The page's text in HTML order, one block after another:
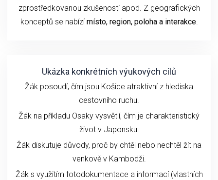
zprostředkovanou zkušeností apod. Z geografických
konceptů se nabízímísto, region, poloha a interakce.
Ukázka konkrétních výukových cílů
Žák posoudí, čím jsou Košice atraktivní z hlediska
cestovního ruchu.
Žák na příkladu Osaky vysvětlí, čím je charakteristický
život v Japonsku.
Žák diskutuje důvody, proč by chtěl nebo nechtěl žít na
venkově v Kambodži.
Žák s využitím fotodokumentace a informací (vlastních